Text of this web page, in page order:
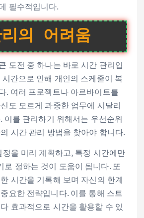
필수적입니다.
의 어려움
도전 중 하나는 바로 시간 관리입
간으로 인해 개인의 스케줄이 복
. 여러 프로젝트나 아르바이트를
도 모르게 과중한 업무에 시달리
이를 관리하기 위해서는 우선순위
시간 관리 방법을 찾아야 합니다.
을 미리 계획하고, 특정 시간에만
로 정하는 것이 도움이 됩니다. 또
시간을 기록해 보며 자신의 한계
요한 전략입니다. 이를 통해 스트
효과적으로 시간을 활용할 수 있